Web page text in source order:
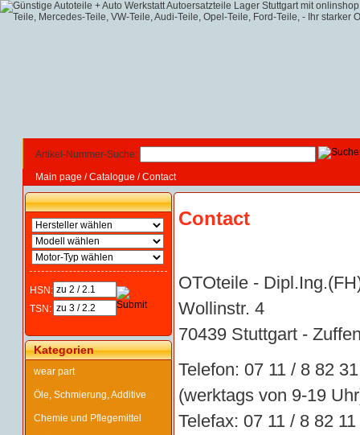
Artikel-Nummer-Suche:
Main page /Catalogue /Contact
HSN:
TSN:
Kategorien
wear part
Öle, Schmierung, Additive
Chemie und Pflegemittel
Contact
OTOteile -
Wollinstr. 4
70439 Stuttgart -
Telefon: 07 11 / 8 82
(werktags von 9-19
Telefax: 07 11 / 8 82